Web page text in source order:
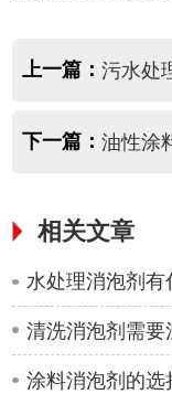
上一篇： 污水处
下一篇： 油性涂
相关文章
水处理消泡剂有
清洗消泡剂需要
涂料消泡剂的选